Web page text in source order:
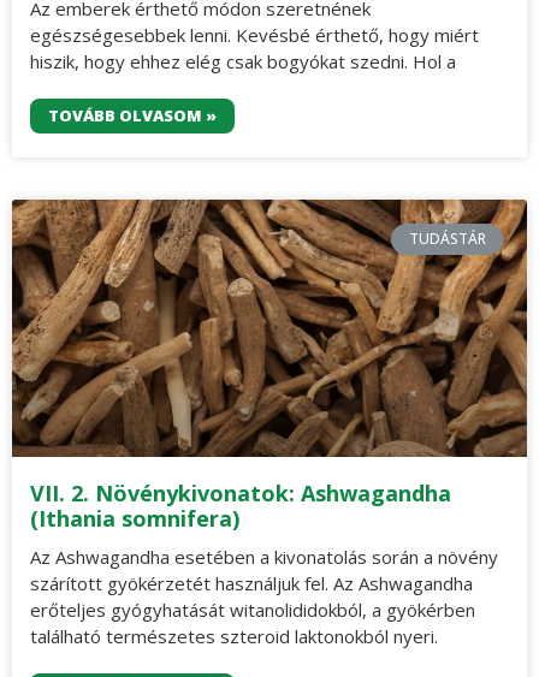
Az emberek érthető módon szeretnének
egészségesebbek lenni. Kevésbé érthető, hogy miért
hiszik, hogy ehhez elég csak bogyókat szedni. Hol a
TOVÁBB OLVASOM »
TUDÁSTÁR
VII. 2. Növénykivonatok: Ashwagandha
(Ithania somnifera)
Az Ashwagandha esetében a kivonatolás során a növény
szárított gyökérzetét használjuk fel. Az Ashwagandha
erőteljes gyógyhatását witanolididokból, a gyökérben
található természetes szteroid laktonokból nyeri.